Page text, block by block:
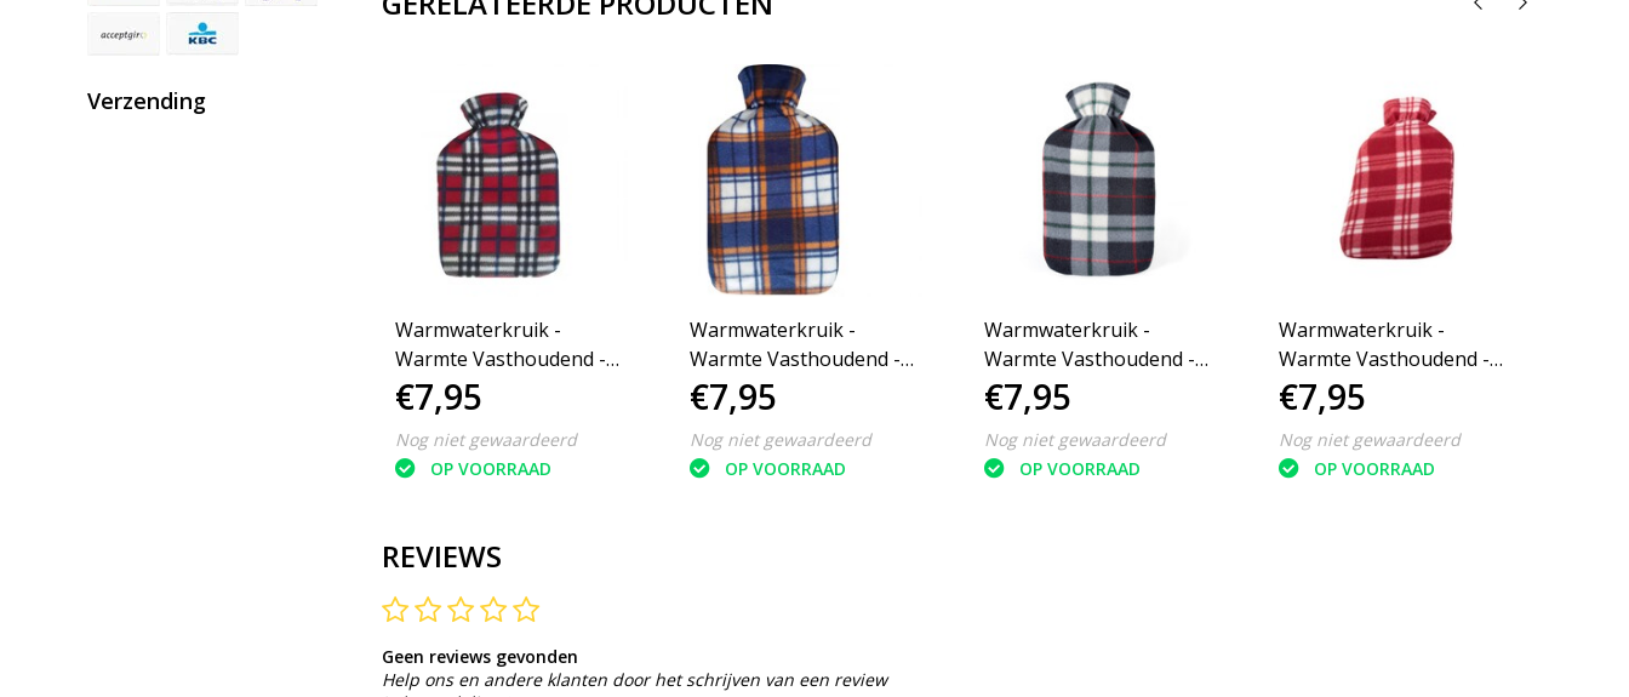
Verzending
Warmwaterkruik -
Warmte Vasthoudend -
Lekvrij - 70°C Max - 1.7L
€7,95
Nog niet gewaardeerd
OP VOORRAAD
Warmwaterkruik -
Warmte Vasthoudend -
Lekvrij - 70°C Max - 1.7L
€7,95
Nog niet gewaardeerd
OP VOORRAAD
Warmwaterkruik -
Warmte Vasthoudend -
Lekvrij - 70°C Max - 1.7L
€7,95
Nog niet gewaardeerd
OP VOORRAAD
Warmwaterkruik -
Warmte Vasthoudend -
Lekvrij - 70°C Max - 1.7L
€7,95
Nog niet gewaardeerd
OP VOORRAAD
REVIEWS
Geen reviews gevonden
Help ons en andere klanten door het schrijven van een review